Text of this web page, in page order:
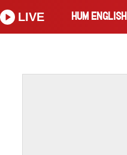
HUM ENGLISH
LIVE